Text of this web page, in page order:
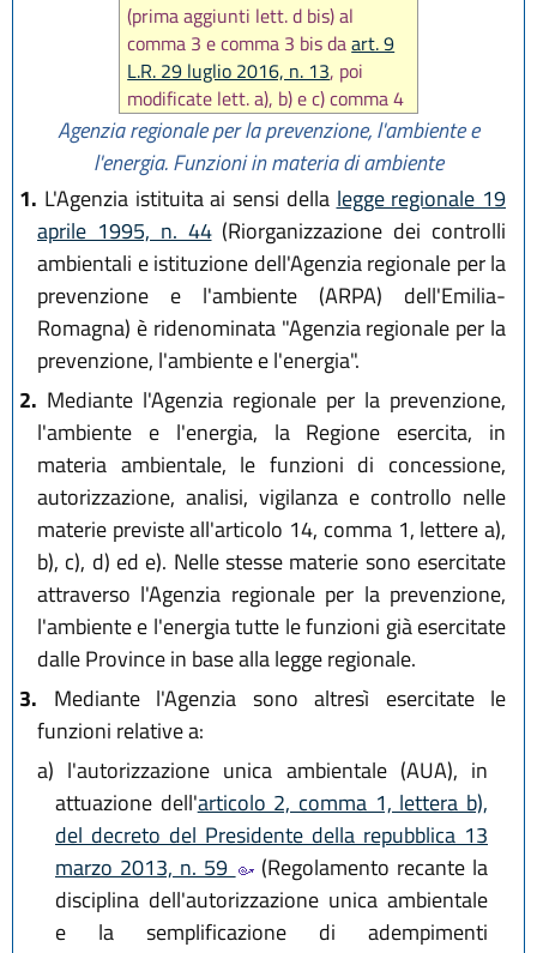
(prima aggiunti lett. d bis) al
comma 3 e comma 3 bis daart. 9
L.R. 29 luglio 2016, n. 13, poi
modificate lett. a), b) e c) comma 4
daart. 41 L.r. 27 dicembre 2017,
n. 25
Agenzia regionale per la prevenzione, l'ambiente e
l'energia. Funzioni in materia di ambiente
1. L'Agenzia istituita ai sensi della legge regionale 19
aprile 1995, n. 44(Riorganizzazione dei controlli
ambientali e istituzione dell'Agenzia regionale per la
prevenzione e l'ambiente (ARPA) dell'Emilia-
Romagna) è ridenominata "Agenzia regionale per la
prevenzione, l'ambiente e l'energia".
2. Mediante l'Agenzia regionale per la prevenzione,
l'ambiente e l'energia, la Regione esercita, in
materia ambientale, le funzioni di concessione,
autorizzazione, analisi, vigilanza e controllo nelle
materie previste all'articolo 14, comma 1, lettere a),
b), c), d) ed e). Nelle stesse materie sono esercitate
attraverso l'Agenzia regionale per la prevenzione,
l'ambiente e l'energia tutte le funzioni già esercitate
dalle Province in base alla legge regionale.
3. Mediante l'Agenzia sono altresì esercitate le
funzioni relative a:
a) l'autorizzazione unica ambientale (AUA), in
attuazione dell'articolo 2, comma 1, lettera b),
del decreto del Presidente della repubblica 13
marzo 2013, n. 59
(Regolamento recante la
disciplina dell'autorizzazione unica ambientale
e la semplificazione di adempimenti